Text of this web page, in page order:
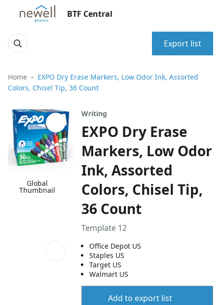
BTF Central
Export list
Home
EXPO Dry Erase Markers, Low Odor Ink, Assorted
Colors, Chisel Tip, 36 Count
Global
Thumbnail
Writing
EXPO Dry Erase
Markers, Low Odor
Ink, Assorted
Colors, Chisel Tip,
36 Count
Template 12
Office Depot US
Staples US
Target US
Walmart US
Add to export list